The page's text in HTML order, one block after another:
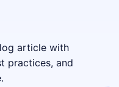
article with
practices, and